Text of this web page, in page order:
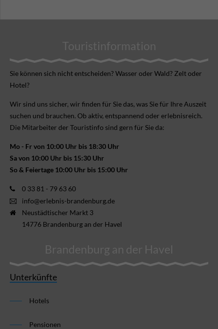
Touristinformation
Sie können sich nicht ent­scheiden? Wasser oder Wald? Zelt oder
Hotel?
Wir sind uns sicher, wir finden für Sie das, was Sie für Ihre Aus­zeit
suchen und brauchen. Ob aktiv, ent­spannend oder erlebnis­reich.
Die Mitarbeiter der Touristinfo sind gern für Sie da:
Mo - Fr von 10:00 Uhr bis 18:30 Uhr
Sa von 10:00 Uhr bis 15:30 Uhr
So & Feiertage 10:00 Uhr bis 15:00 Uhr
0 33 81 - 79 63 60
info@erlebnis-brandenburg.de
Neustädtischer Markt 3
14776 Brandenburg an der Havel
Brandenburg an der Havel
Unterkünfte
Hotels
Pensionen